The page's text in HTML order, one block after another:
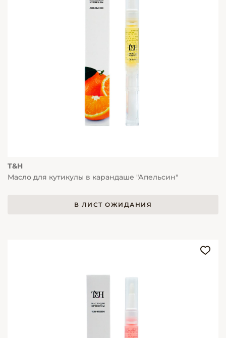
T&H
Масло для кутикулы в карандаше "Апельсин"
В ЛИСТ ОЖИДАНИЯ